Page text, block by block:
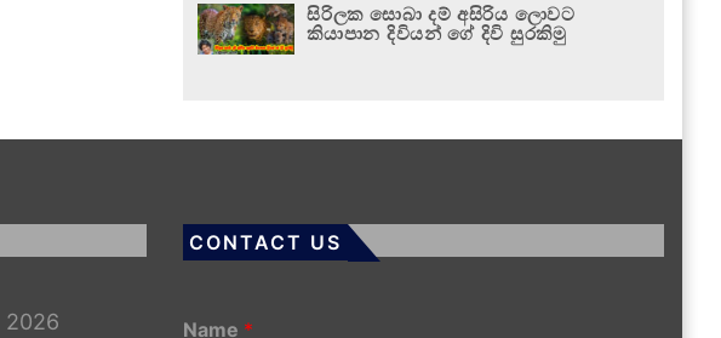
සිරිලක සොබා දම් අසිරිය ලොවට
කියාපාන දිවියන් ගේ දිවි සුරකිමු
2026
CONTACT US
Name *